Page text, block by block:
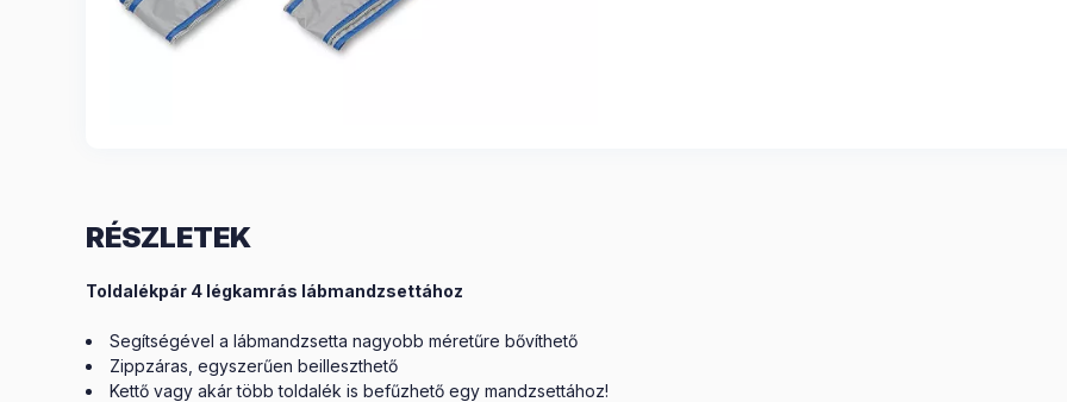
RÉSZLETEK
Toldalékpár 4 légkamrás lábmandzsettához
Segítségével a lábmandzsetta nagyobb méretűre bővíthető
Zippzáras, egyszerűen beilleszthető
Kettő vagy akár több toldalék is befűzhető egy mandzsettához!